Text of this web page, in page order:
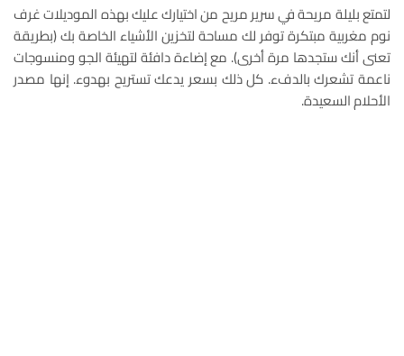
لتمتع بليلة مريحة في سرير مريح من اختيارك عليك بهذه الموديلات غرف
نوم مغربية مبتكرة توفر لك مساحة لتخزين الأشياء الخاصة بك (بطريقة
تعنى أنك ستجدها مرة أخرى). مع إضاءة دافئة لتهيئة الجو ومنسوجات
ناعمة تشعرك بالدفء. كل ذلك بسعر يدعك تستريح بهدوء. إنها مصدر
الأحلام السعيدة.